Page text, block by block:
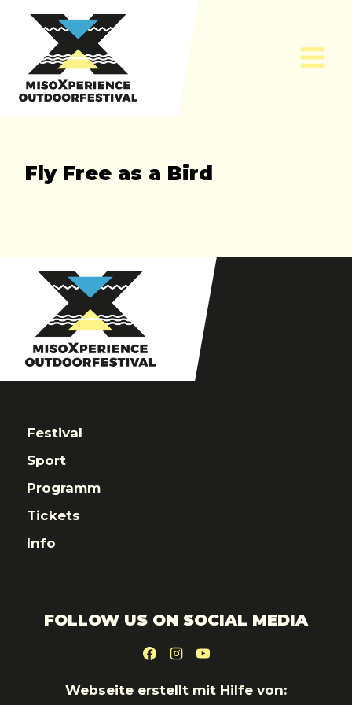
content
Fly Free as a Bird
Festival
Sport
Programm
Tickets
Info
FOLLOW US ON SOCIAL MEDIA
Webseite erstellt mit Hilfe von: